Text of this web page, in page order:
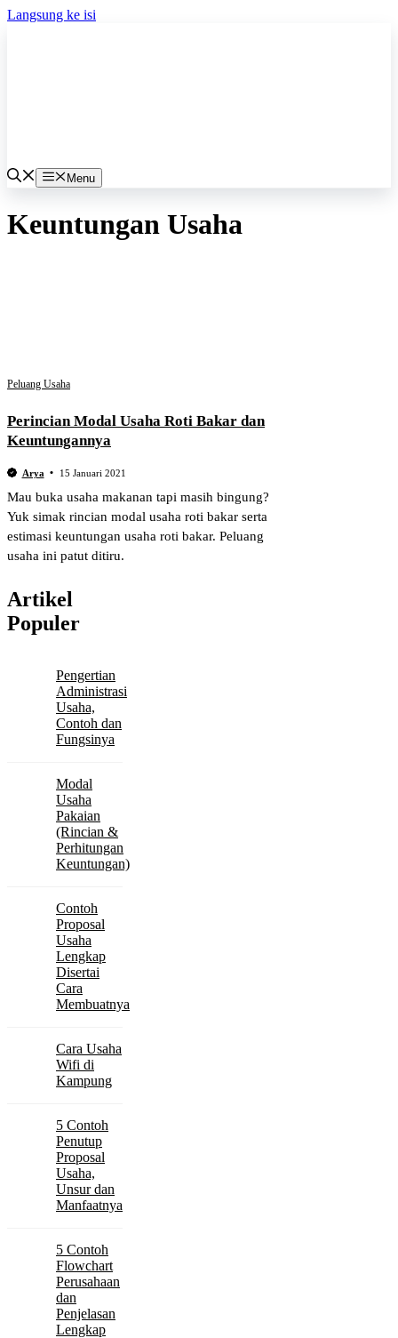
Langsung ke isi
Menu
Keuntungan Usaha
Peluang Usaha
Perincian Modal Usaha Roti Bakar dan
Keuntungannya
Arya 15 Januari 2021
Mau buka usaha makanan tapi masih bingung?
Yuk simak rincian modal usaha roti bakar serta
estimasi keuntungan usaha roti bakar. Peluang
usaha ini patut ditiru.
Artikel
Populer
Pengertian
Administrasi
Usaha,
Contoh dan
Fungsinya
Modal
Usaha
Pakaian
(Rincian &
Perhitungan
Keuntungan)
Contoh
Proposal
Usaha
Lengkap
Disertai
Cara
Membuatnya
Cara Usaha
Wifi di
Kampung
5 Contoh
Penutup
Proposal
Usaha,
Unsur dan
Manfaatnya
5 Contoh
Flowchart
Perusahaan
dan
Penjelasan
Lengkap